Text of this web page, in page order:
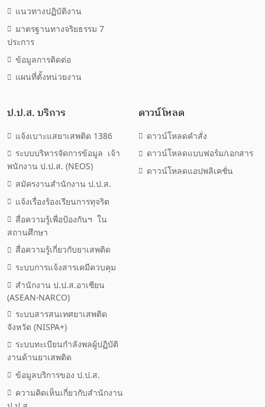
แนวทางปฏิบัติงาน
มาตรฐานทางจริยธรรม 7
ประการ
ข้อมูลการติดต่อ
แผนที่ตั้งหน่วยงาน
ป.ป.ส. บริการ
แจ้งเบาะแสยาเสพติด 1386
ระบบบริหารจัดการข้อมูล เจ้า
พนักงาน ป.ป.ส. (NEOS)
สมัครงานสำนักงาน ป.ป.ส.
แจ้งเรื่องร้องเรียนการทุจริต
สื่อความรู้เพื่อป้องกันฯ ใน
สถานศึกษา
สื่อความรู้เกี่ยวกับยาเสพติด
ระบบการแจ้งสารเคมีควบคุม
สำนักงาน ป.ป.ส.อาเซียน
(ASEAN-NARCO)
ระบบสารสนเทศยาเสพติด
จังหวัด (NISPA+)
ระบบทะเบียนกำลังพลผู้ปฏิบัติ
งานด้านยาเสพติด
ข้อมูลบริการของ ป.ป.ส.
ความคิดเห็นเกี่ยวกับสำนักงาน
ดาวน์โหลด
ดาวน์โหลดคำสั่ง
ดาวน์โหลดแบบฟอร์ม/เอกสาร
ดาวน์โหลดแอปพลิเคชั่น